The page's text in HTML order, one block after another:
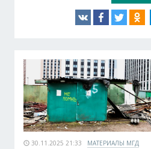
30.11.2025 21:33 МАТЕРИАЛЫ МГД